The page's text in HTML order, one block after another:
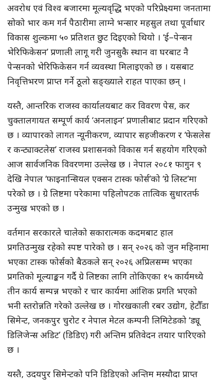
अवरोध एवं विश्व बजारमा मूल्यवृद्धि भएको परिप्रेक्ष्यमा जनतामा
सोको भार कम गर्न पैठारीमा लाग्ने भन्सार महसुल तथा पूर्वाधार
विकास शुल्कमा ५० प्रतिशत छुट दिइएको थियो । ‘ई–पेन्सन
भेरिफिकेसन’ प्रणाली लागू गरी जुनसुकै स्थान वा घरबाट नै
पेन्सनको भेरिफिकेसन गर्न व्यवस्था मिलाइएको छ । यसबाट
निवृत्तिभरण प्राप्त गर्ने ठूलो सङ्ख्याले राहत पाएका छन् ।
यस्तै, आन्तरिक राजस्व कार्यालयबाट कर विवरण पेस, कर
चुक्तालगायत सम्पूर्ण कार्य ‘अनलाइन’ प्रणालीबाट प्रदान गरिएको
छ । व्यापारको लागत न्यूनीकरण, व्यापार सहजीकरण र ‘फेसलेस
र कन्ट्याक्टलेस’ राजस्व प्रशासनको विकास गर्न सहयोग गरिएको
आज सार्वजनिक विवरणमा उल्लेख छ । नेपाल २०८१ फागुन ९
देखि नेपाल ‘फाइनान्सियल एक्सन टास्क फोर्स’को ‘ग्रे लिस्ट’मा
परेको छ । ग्रे लिष्टमा परेकामा पहिलोपटक तात्विक सुधारतर्फ
उन्मुख भएको छ ।
वर्तमान सरकारले चालेको सकारात्मक कदमबाट हाल
प्रगतिउन्मुख रहेको स्पष्ट पारेको छ । सन् २०२६ को जुन महिनामा
भएका टास्क फोर्सको बैठकले सन् २०२६ अप्रिलसम्म भएका
प्रगतिको मूल्याङ्कन गर्दै ग्रे लिष्टका लागि तोकिएका १५ कार्यमध्ये
तीन कार्य सम्पन्न भएको र चार कार्यमा आंशिक प्रगति भएको
भनी स्तरोन्नति गरेको उल्लेख छ । गोरखकाली रबर उद्योग, हेटौँडा
सिमेन्ट, जनकपुर चुरोट र नेपाल मेटल कम्पनी लिमिटेडको ‘ड्यू
डिलिजेन्स अडिट’ (डिडिए) गरी अन्तिम प्रतिवेदन तयार पारिएको
छ ।
यस्तै, उदयपुर सिमेन्टको पनि डिडिएको अन्तिम मस्यौदा प्राप्त